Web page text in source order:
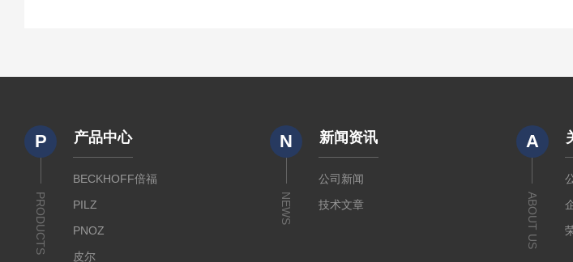
P
PRODUCTS
产品中心
BECKHOFF倍福
PILZ
PNOZ
皮尔
N
NEWS
新闻资讯
公司新闻
技术文章
A
ABOUT US